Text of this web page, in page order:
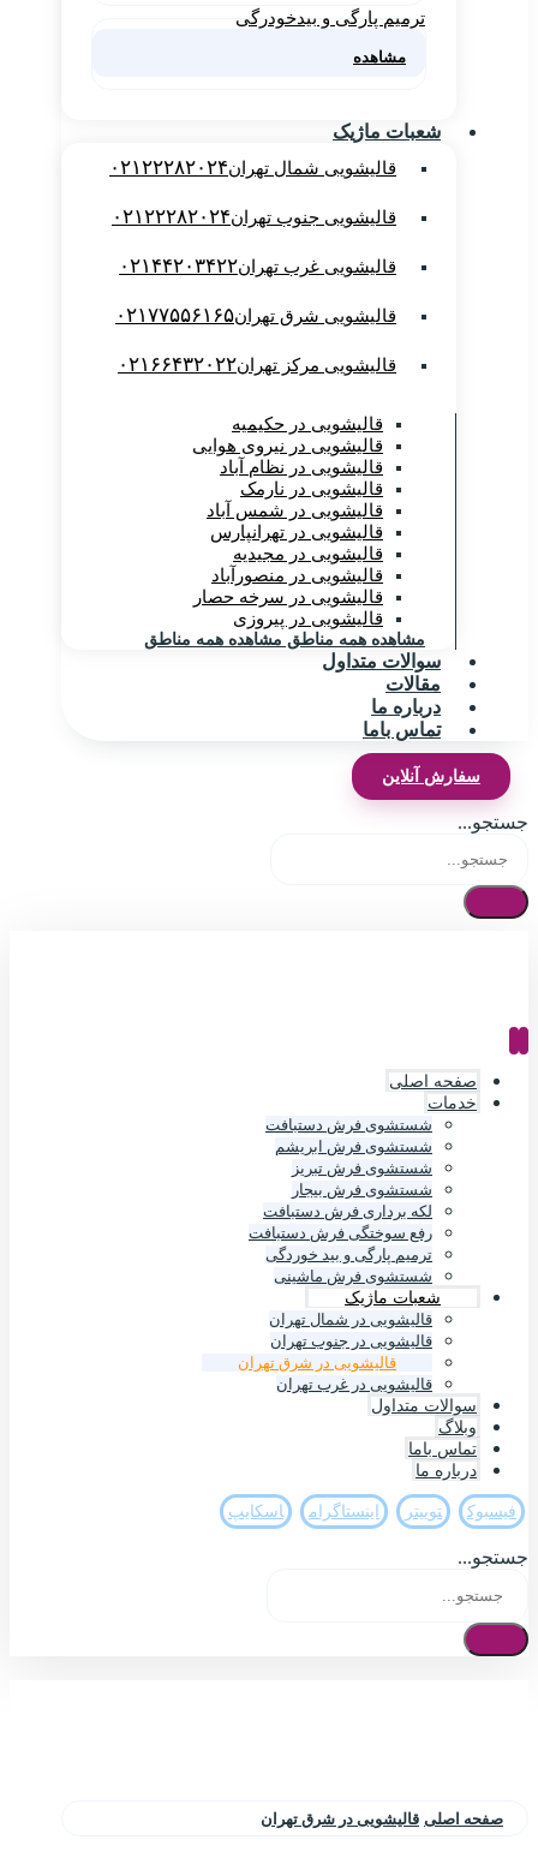
ترمیم پارگی و بیدخودرگی
مشاهده
شعبات ماژیک
قالیشویی شمال تهران۰۲۱۲۲۲۸۲۰۲۴
قالیشویی جنوب تهران۰۲۱۲۲۲۸۲۰۲۴
قالیشویی غرب تهران۰۲۱۴۴۲۰۳۴۲۲
قالیشویی شرق تهران۰۲۱۷۷۵۵۶۱۶۵
قالیشویی مرکز تهران۰۲۱۶۶۴۳۲۰۲۲
قالیشویی در حکیمیه
قالیشویی در نیروی هوایی
قالیشویی در نظام آباد
قالیشویی در نارمک
قالیشویی در شمس آباد
قالیشویی در تهرانپارس
قالیشویی در مجیدیه
قالیشویی در منصورآباد
قالیشویی در سرخه حصار
قالیشویی در پیروزی
مشاهده همه مناطق مشاهده همه مناطق
سوالات متداول
مقالات
درباره ما
تماس باما
سفارش آنلاین
جستجو...
صفحه اصلی
خدمات
شستشوی فرش دستبافت
شستشوی فرش ابریشم
شستشوی فرش تبریز
شستشوی فرش بیجار
لکه برداری فرش دستبافت
رفع سوختگی فرش دستبافت
ترمیم پارگی و بید خوردگی
شستشوی فرش ماشینی
شعبات ماژیک
قالیشویی در شمال تهران
قالیشویی در جنوب تهران
قالیشویی در شرق تهران
قالیشویی در غرب تهران
سوالات متداول
وبلاگ
تماس باما
درباره ما
فيسبوک تويیتر اینستاگرام اسکایپ
جستجو...
صفحه اصلی قالیشویی در شرق تهران